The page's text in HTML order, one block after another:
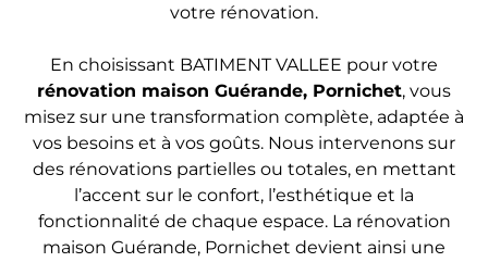
votre rénovation.
En choisissant BATIMENT VALLEE pour votre
rénovation maison Guérande, Pornichet, vous
misez sur une transformation complète, adaptée à
vos besoins et à vos goûts. Nous intervenons sur
des rénovations partielles ou totales, en mettant
l’accent sur le confort, l’esthétique et la
fonctionnalité de chaque espace. La rénovation
maison Guérande, Pornichet devient ainsi une